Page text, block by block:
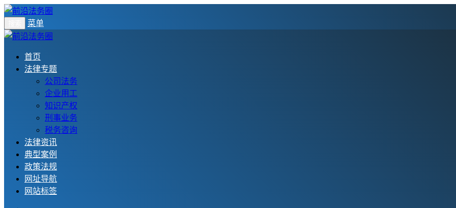
菜单
首页
法律专题
公司法务
企业用工
知识产权
刑事业务
税务咨询
法律资讯
典型案例
政策法规
网址导航
网站标签